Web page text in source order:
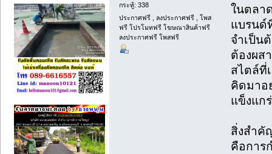
กระทู้: 338
ประกาศฟรี , ลงประกาศฟรี , โพส
ฟรี โปรโมทฟรี โฆษณาสินค้าฟรี
ลงประกาศฟรี โพสฟรี
ในตลา
แบรนด์
จำเป็น
ต้องผส
สไตล์ที่
คิดมาอ
แข็งแก
สิ่งสำคั
คือการ